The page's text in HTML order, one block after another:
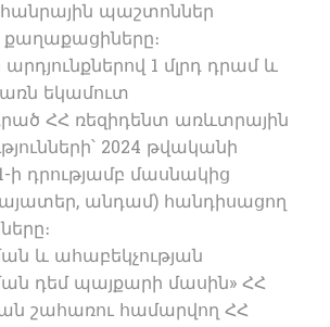
պաշտոններ
1 մլրդ դրամ և
եկամուտ
ՀՀ ռեզիդենտ առևտրային
2024 թվականի
ի դրությամբ մասնակից
անդամ) հանդիսացող
և ահաբեկչության
դեմ պայքարի մասին» ՀՀ
շահառու համարվող ՀՀ